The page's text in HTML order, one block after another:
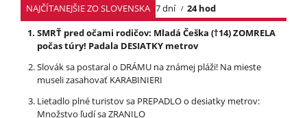
NAJČÍTANEJŠIE ZO SLOVENSKA 7 dní
24 hod
SMRŤ pred očami rodičov: Mladá Češka (†14) ZOMRELA
počas túry! Padala DESIATKY metrov
Slovák sa postaral o DRÁMU na známej pláži! Na mieste
museli zasahovať KARABINIERI
Lietadlo plné turistov sa PREPADLO o desiatky metrov:
Množstvo ľudí sa ZRANILO